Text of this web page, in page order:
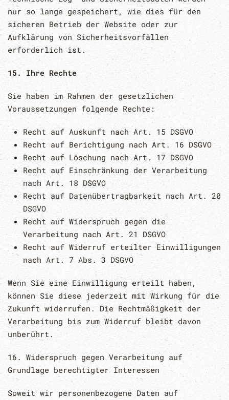
nur so lange gespeichert, wie dies für den
sicheren Betrieb der Website oder zur
Aufklärung von Sicherheitsvorfällen
erforderlich ist.
15. Ihre Rechte
Sie haben im Rahmen der gesetzlichen
Voraussetzungen folgende Rechte:
Recht auf Auskunft nach Art. 15 DSGVO
Recht auf Berichtigung nach Art. 16 DSGVO
Recht auf Löschung nach Art. 17 DSGVO
Recht auf Einschränkung der Verarbeitung
nach Art. 18 DSGVO
Recht auf Datenübertragbarkeit nach Art. 20
DSGVO
Recht auf Widerspruch gegen die
Verarbeitung nach Art. 21 DSGVO
Recht auf Widerruf erteilter Einwilligungen
nach Art. 7 Abs. 3 DSGVO
Wenn Sie eine Einwilligung erteilt haben,
können Sie diese jederzeit mit Wirkung für die
Zukunft widerrufen. Die Rechtmäßigkeit der
Verarbeitung bis zum Widerruf bleibt davon
unberührt.
16. Widerspruch gegen Verarbeitung auf
Grundlage berechtigter Interessen
Soweit wir personenbezogene Daten auf